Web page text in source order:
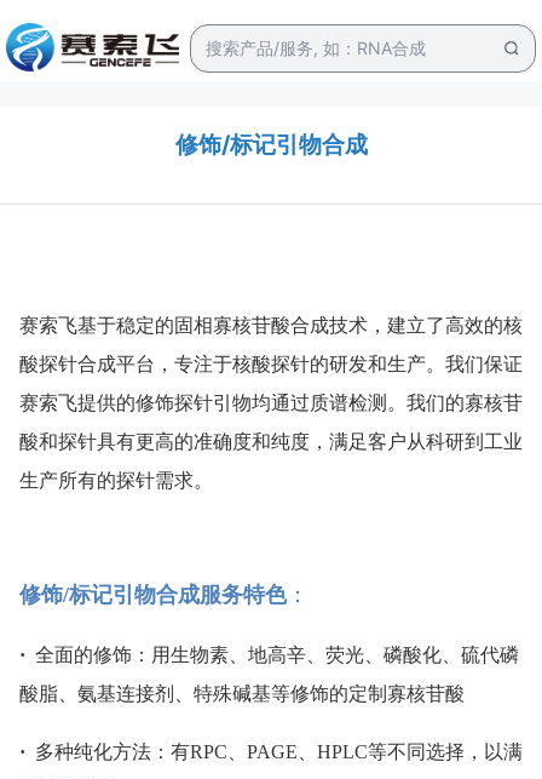
修饰/标记引物合成
赛索飞基于稳定的固相寡核苷酸合成技术，建立了高效的核
酸探针合成平台，专注于核酸探针的研发和生产。我们保证
赛索飞提供的修饰探针引物均通过质谱检测。我们的寡核苷
酸和探针具有更高的准确度和纯度，满足客户从科研到工业
生产所有的探针需求。
修饰/标记引物合成服务特色：
· 全面的修饰：用生物素、地高辛、荧光、磷酸化、硫代磷
酸脂、氨基连接剂、特殊碱基等修饰的定制寡核苷酸
· 多种纯化方法：有RPC、PAGE、HPLC等不同选择，以满